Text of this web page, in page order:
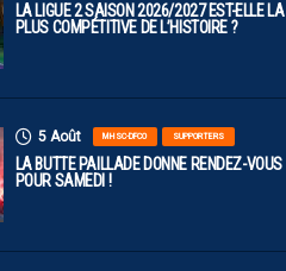
LA LIGUE 2 SAISON 2026/2027 EST-ELLE LA
PLUS COMPÉTITIVE DE L’HISTOIRE ?
5 Août MHSC-DFCO SUPPORTERS
LA BUTTE PAILLADE DONNE RENDEZ-VOUS
POUR SAMEDI !